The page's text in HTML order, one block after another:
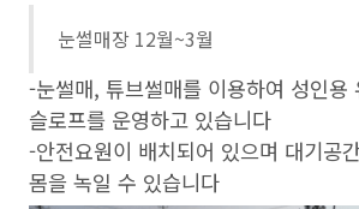
눈썰매장 12월~3월
-눈썰매, 튜브썰매를 이용하여 성인용
슬로프를 운영하고 있습니다
-안전요원이 배치되어 있으며 대기공
몸을 녹일 수 있습니다